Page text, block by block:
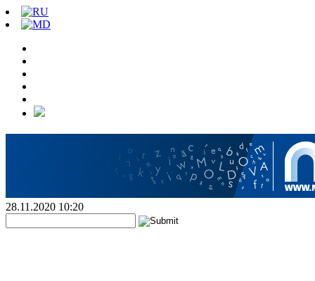
28.11.2020 10:20